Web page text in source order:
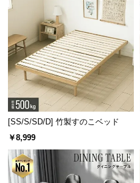
[SS/S/SD/D] 竹製すのこベッド
￥8,999